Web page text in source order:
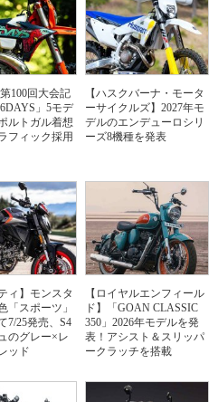
100回大会記
」5モデ
ルトガル着想
フィック採用
【ハスクバーナ・モータ
ーサイクルズ】2027年モ
デルのエンデューロシリ
ーズ8機種を発表
ィ】モンスタ
「スポーツ」
7/25発売、S4
のグレー×レ
ッド
【ロイヤルエンフィール
ド】「GOAN CLASSIC
350」2026年モデルを発
表！アシスト＆スリッパ
ークラッチを搭載